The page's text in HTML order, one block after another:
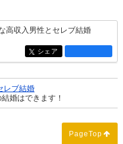
高収入男性とセレブ結婚
entry1324
シェア
レブ結婚
婚はできます！
PageTop